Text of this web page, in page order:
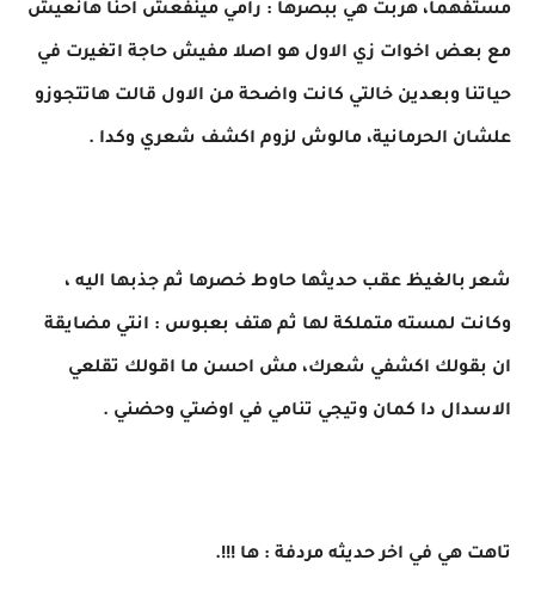
مستفهما، هربت هي ببصرها : رامي مينفعش احنا هانعيش
مع بعض اخوات زي الاول هو اصلا مفيش حاجة اتغيرت في
حياتنا وبعدين خالتي كانت واضحة من الاول قالت هاتتجوزو
علشان الحرمانية، مالوش لزوم اكشف شعري وكدا .
شعر بالغيظ عقب حديثها حاوط خصرها ثم جذبها اليه ،
وكانت لمسته متملكة لها ثم هتف بعبوس : انتي مضايقة
ان بقولك اكشفي شعرك، مش احسن ما اقولك تقلعي
الاسدال دا كمان وتيجي تنامي في اوضتي وحضني .
تاهت هي في اخر حديثه مردفة : ها !!!.